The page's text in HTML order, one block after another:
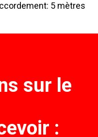
5 mètres
sur le
: